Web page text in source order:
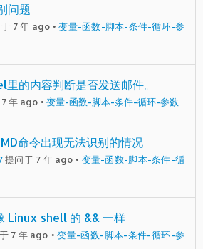
问题
7 年 ago •变量-函数-脚本-条件-循环-参
的内容判断是否发送邮件。
年 ago •变量-函数-脚本-条件-循环-参数
命令出现无法识别的情况
提问于 7 年 ago • 变量-函数-脚本-条件-循
Linux shell 的 && 一样
7 年 ago •变量-函数-脚本-条件-循环-参